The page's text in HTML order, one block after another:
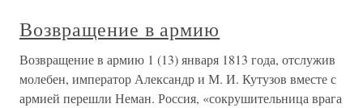
Возвращение в армию
Возвращение в армию 1 (13) января 1813 года, отслужив
молебен, император Александр и М. И. Кутузов вместе с
армией перешли Неман. Россия, «сокрушительница врага